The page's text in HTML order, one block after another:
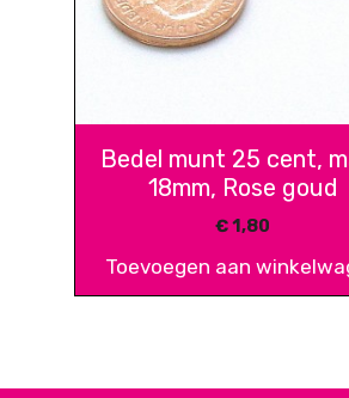
Bedel munt 25 cent,
18mm, Rose goud
€1,80
Toevoegen aan